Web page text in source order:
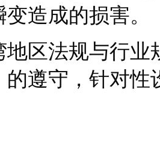
造成的损害。
地区法规与行
的遵守，针对性